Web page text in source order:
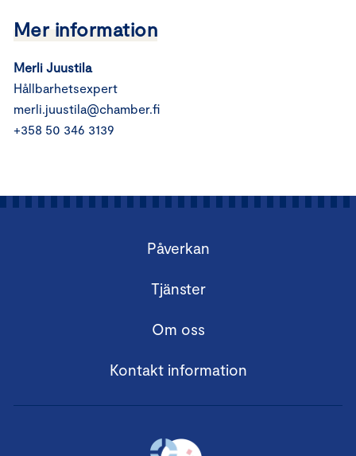
Mer information
Merli Juustila
Hållbarhetsexpert
merli.juustila@chamber.fi
+358 50 346 3139
Påverkan
Tjänster
Om oss
Kontakt information